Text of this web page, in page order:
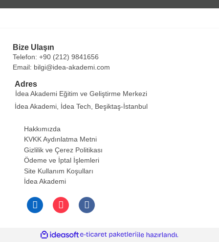
Bize Ulaşın
Telefon: +90 (212) 9841656
Email: bilgi@idea-akademi.com
Adres
İdea Akademi Eğitim ve Geliştirme Merkezi
İdea Akademi, İdea Tech, Beşiktaş-İstanbul
Hakkımızda
KVKK Aydınlatma Metni
Gizlilik ve Çerez Politikası
Ödeme ve İptal İşlemleri
Site Kullanım Koşulları
İdea Akademi
ideasoft